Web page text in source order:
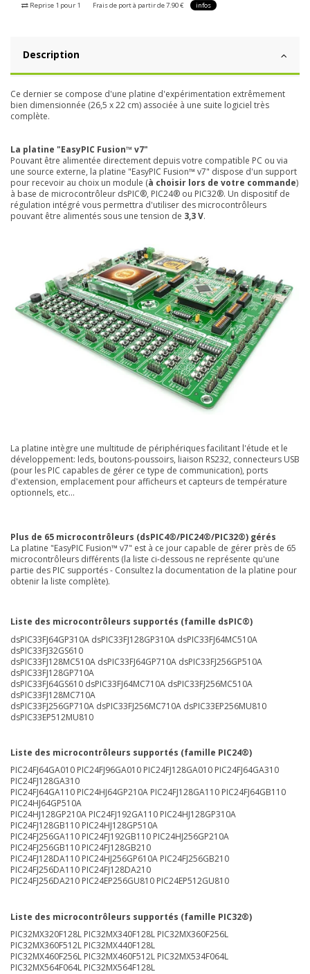
Reprise 1 pour 1 Frais de port à partir de 7.90 € infos
Description
Ce dernier se compose d'une platine d'expérimentation extrêmement
bien dimensionnée (26,5 x 22 cm) associée à une suite logiciel très
complète.
La platine "EasyPIC Fusion™ v7"
Pouvant être alimentée directement depuis votre compatible PC ou via
une source externe, la platine "EasyPIC Fusion™ v7" dispose d'un support
pour recevoir au choix un module (à choisir lors de votre commande)
à base de microcontrôleur dsPIC®, PIC24® ou PIC32®. Un dispositif de
régulation intégré vous permettra d'utiliser des microcontrôleurs
pouvant être alimentés sous une tension de 3,3 V.
La platine intègre une multitude de périphériques facilitant l'étude et le
développement: leds, boutons-poussoirs, liaison RS232, connecteurs USB
(pour les PIC capables de gérer ce type de communication), ports
d'extension, emplacement pour afficheurs et capteurs de température
optionnels, etc...
Plus de 65 microcontrôleurs (dsPIC4®/PIC24®/PIC32®) gérés
La platine "EasyPIC Fusion™ v7" est à ce jour capable de gérer près de 65
microcontrôleurs différents (la liste ci-dessous ne représente qu'une
partie des PIC supportés - Consultez la documentation de la platine pour
obtenir la liste complète).
Liste des microcontrôleurs supportés (famille dsPIC®)
dsPIC33FJ64GP310A dsPIC33FJ128GP310A dsPIC33FJ64MC510A
dsPIC33FJ32GS610
dsPIC33FJ128MC510A dsPIC33FJ64GP710A dsPIC33FJ256GP510A
dsPIC33FJ128GP710A
dsPIC33FJ64GS610 dsPIC33FJ64MC710A dsPIC33FJ256MC510A
dsPIC33FJ128MC710A
dsPIC33FJ256GP710A dsPIC33FJ256MC710A dsPIC33EP256MU810
dsPIC33EP512MU810
Liste des microcontrôleurs supportés (famille PIC24®)
PIC24FJ64GA010 PIC24FJ96GA010 PIC24FJ128GA010 PIC24FJ64GA310
PIC24FJ128GA310
PIC24FJ64GA110 PIC24HJ64GP210A PIC24FJ128GA110 PIC24FJ64GB110
PIC24HJ64GP510A
PIC24HJ128GP210A PIC24FJ192GA110 PIC24HJ128GP310A
PIC24FJ128GB110 PIC24HJ128GP510A
PIC24FJ256GA110 PIC24FJ192GB110 PIC24HJ256GP210A
PIC24FJ256GB110 PIC24FJ128GB210
PIC24FJ128DA110 PIC24HJ256GP610A PIC24FJ256GB210
PIC24FJ256DA110 PIC24FJ128DA210
PIC24FJ256DA210 PIC24EP256GU810 PIC24EP512GU810
Liste des microcontrôleurs supportés (famille PIC32®)
PIC32MX320F128L PIC32MX340F128L PIC32MX360F256L
PIC32MX360F512L PIC32MX440F128L
PIC32MX460F256L PIC32MX460F512L PIC32MX534F064L
PIC32MX564F064L PIC32MX564F128L